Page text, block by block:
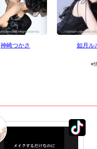
神崎つかさ 如月ル
※